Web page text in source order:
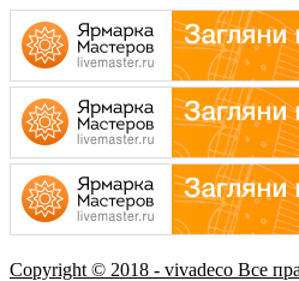
Copyright © 2018 - vivadeco Все